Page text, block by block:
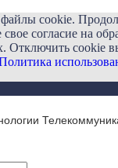
файлы cookie.
согласие на
Отключить cookie